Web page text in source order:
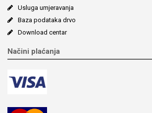
Usluga umjeravanja
Baza podataka drvo
Download centar
Načini plaćanja